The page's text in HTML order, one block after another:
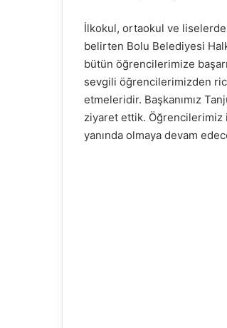
İlkokul, ortaokul ve
belirten Bolu Belediyesi
bütün öğrencilerimize
sevgili öğrencilerimizden
etmeleridir. Başkanımız
ziyaret ettik. Öğrencilerimiz
yanında olmaya devam